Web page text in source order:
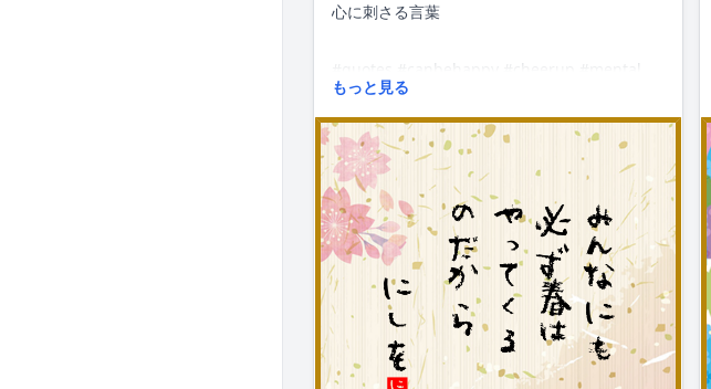
心に刺さる言葉
#quotes #canbehappy #cheerup #mental
#followme
もっと見る